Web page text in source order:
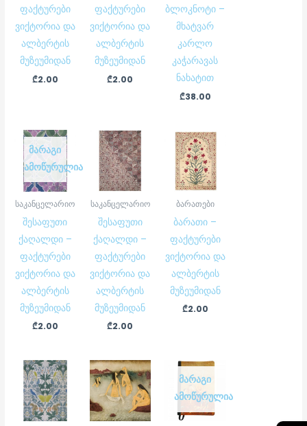
ფაქტურები
ვიქტორია და
ალბერტის
მუზეუმიდან
₾2.00
ფაქტურები
ვიქტორია და
ალბერტის
მუზეუმიდან
₾2.00
ბლოკნოტი –
მხატვარ
კარლო
კაჭარავას
ნახატით
₾38.00
ᲛᲐᲠᲐᲒᲘ
ᲐᲛᲝᲬᲣᲠᲣᲚᲘᲐ
საკანცელარიო
შესაფუთი
ქაღალდი –
ფაქტურები
ვიქტორია და
ალბერტის
მუზეუმიდან
₾2.00
საკანცელარიო
შესაფუთი
ქაღალდი –
ფაქტურები
ვიქტორია და
ალბერტის
მუზეუმიდან
₾2.00
ბარათები
ბარათი –
ფაქტურები
ვიქტორია და
ალბერტის
მუზეუმიდან
₾2.00
ᲛᲐᲠᲐᲒᲘ
ᲐᲛᲝᲬᲣᲠᲣᲚᲘᲐ